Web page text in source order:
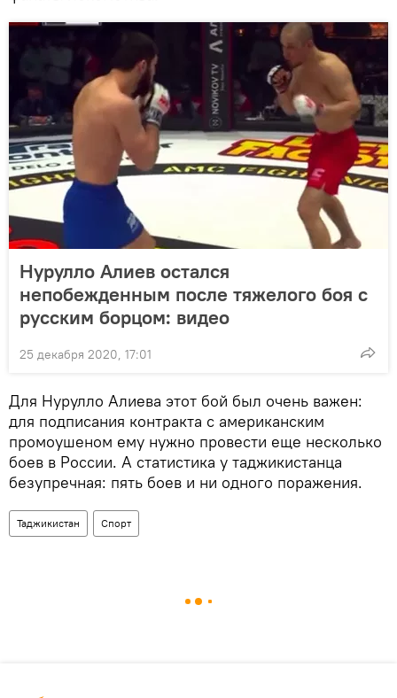
Нурулло Алиев остался
непобежденным после тяжелого боя с
русским борцом: видео
25 декабря 2020, 17:01
Для Нурулло Алиева этот бой был очень важен:
для подписания контракта с американским
промоушеном ему нужно провести еще несколько
боев в России. А статистика у таджикистанца
безупречная: пять боев и ни одного поражения.
Таджикистан Спорт